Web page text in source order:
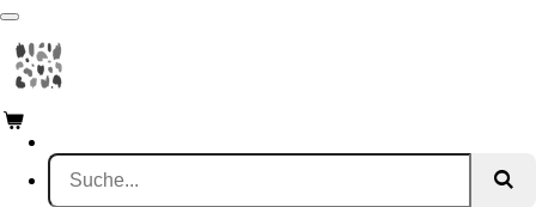
Zum
Hauptinhalt
springen